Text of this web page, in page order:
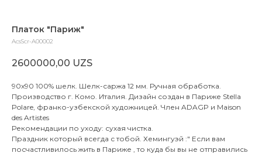
Платок "Париж"
AcsScr-A00002
2600000,00 UZS
90х90 100% шелк. Шелк-саржа 12 мм. Ручная обработка.
Производство г. Комо. Италия. Дизайн создан в Париже Stella
Polare, франко-узбекской художницей. Член ADAGP и Maison
des Artistes
Рекомендации по уходу: сухая чистка.
Праздник который всегда с тобой. Хемингуэй :" Если вам
посчастливилось жить в Париже , то куда бы вы не отправились